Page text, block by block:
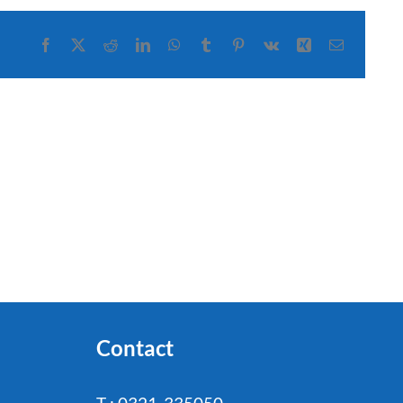
Facebook RedditLinkedInWhatsApp
Tumblr Pinterest
Vk Xing E-
Contact